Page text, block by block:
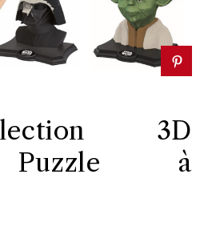
3D
Puzzle à